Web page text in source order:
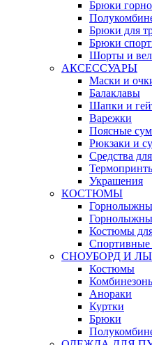
Брюки
Брюки для
Брюки
Шорты и
АКСЕССУАРЫ
Маски и
Балаклавы
Шапки и
Варежки
Поясные
Рюкзаки и
Средства
Украшения
КОСТЮМЫ
Костюмы
СНОУБОРД И
Костюмы
Анораки
Куртки
Брюки